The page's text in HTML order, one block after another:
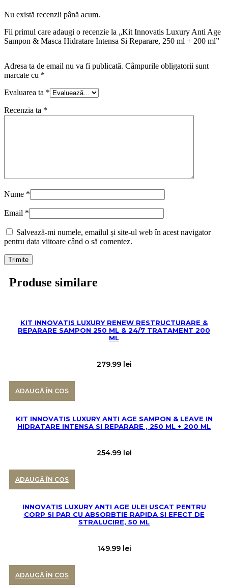
Nu există recenzii până acum.
Fii primul care adaugi o recenzie la „Kit Innovatis Luxury Anti Age
Sampon & Masca Hidratare Intensa Si Reparare, 250 ml + 200 ml”
Adresa ta de email nu va fi publicată. Câmpurile obligatorii sunt
marcate cu *
Evaluarea ta *
Recenzia ta *
Nume *
Email *
Salvează-mi numele, emailul și site-ul web în acest navigator
pentru data viitoare când o să comentez.
Produse similare
KIT INNOVATIS LUXURY RENEW RESTRUCTURARE &
REPARARE SAMPON 250 ML & 24/7 TRATAMENT 200
ML
279.99 lei
ADAUGĂ ÎN COS
KIT INNOVATIS LUXURY ANTI AGE SAMPON & LEAVE IN
HIDRATARE INTENSA SI REPARARE , 250 ML + 200 ML
254.99 lei
ADAUGĂ ÎN COS
INNOVATIS LUXURY ANTI AGE ULEI USCAT PENTRU
CORP SI PAR CU ABSORBTIE RAPIDA SI EFECT DE
STRALUCIRE, 50 ML
149.99 lei
ADAUGĂ ÎN COS